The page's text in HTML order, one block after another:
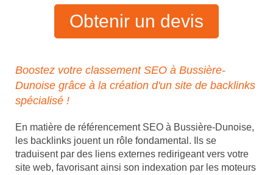
Obtenir un devis
Boostez votre classement SEO à Bussière-
Dunoise grâce à la création d'un site de backlinks
spécialisé !
En matière de référencement SEO à Bussière-Dunoise,
les backlinks jouent un rôle fondamental. Ils se
traduisent par des liens externes redirigeant vers votre
site web, favorisant ainsi son indexation par les moteurs